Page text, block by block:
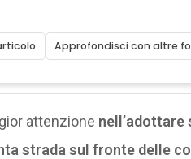
Approfondisci con altre
attenzione
strada sul fronte delle